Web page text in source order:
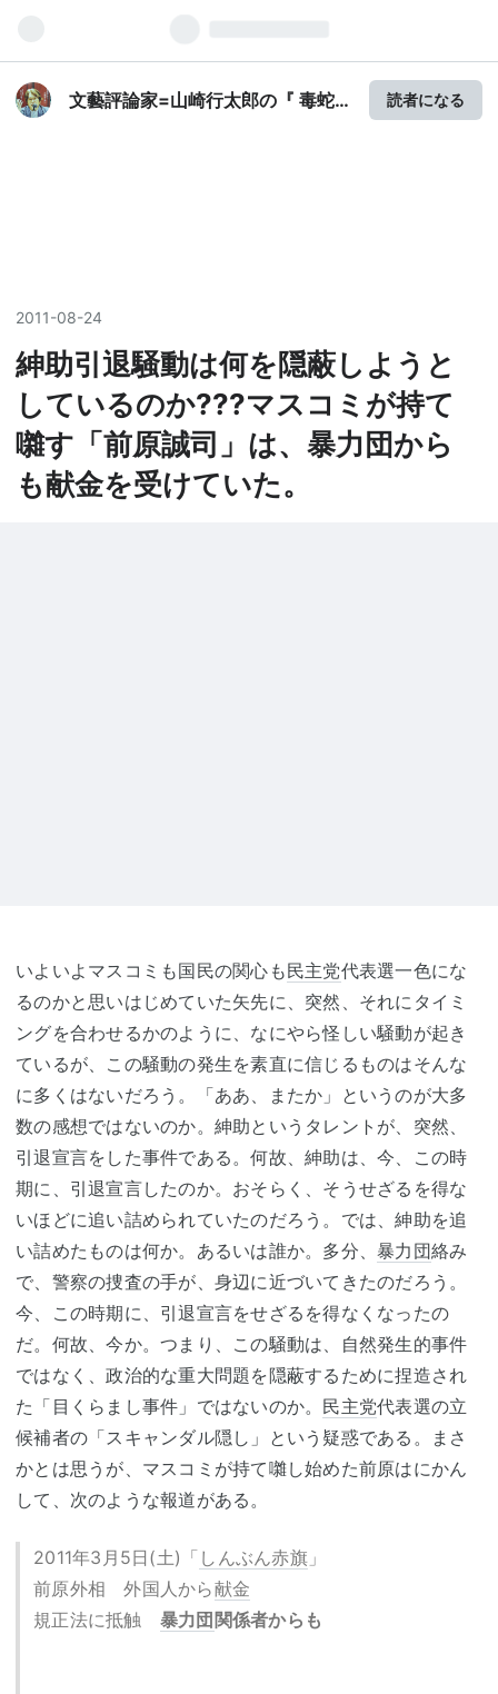
文藝評論家=山崎行太郎の『 毒蛇
読者になる
2011-08-24
紳助引退騒動は何を隠蔽しようと
しているのか???マスコミが持て
囃す「前原誠司」は、暴力団から
も献金を受けていた。
いよいよマスコミも国民の関心も民主党代表選一色にな
るのかと思いはじめていた矢先に、突然、それにタイミ
ングを合わせるかのように、なにやら怪しい騒動が起き
ているが、この騒動の発生を素直に信じるものはそんな
に多くはないだろう。「ああ、またか」というのが大多
数の感想ではないのか。紳助というタレントが、突然、
引退宣言をした事件である。何故、紳助は、今、この時
期に、引退宣言したのか。おそらく、そうせざるを得な
いほどに追い詰められていたのだろう。では、紳助を追
い詰めたものは何か。あるいは誰か。多分、 暴力団絡み
で、警察の捜査の手が、身辺に近づいてきたのだろう。
今、この時期に、引退宣言をせざるを得なくなったの
だ。何故、今か。つまり、この騒動は、自然発生的事件
ではなく、政治的な重大問題を隠蔽するために捏造され
た「目くらまし事件」ではないのか。 民主党代表選の立
候補者の「スキャンダル隠し」という疑惑である。まさ
かとは思うが、マスコミが持て囃し始めた前原はにかん
して、次のような報道がある。
2011年3月5日(土)「 しんぶん赤旗」
前原外相 外国人から献金
規正法に抵触 暴力団 関係者からも